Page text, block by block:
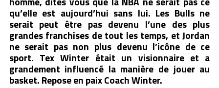
qu’elle est aujourd’hui sans lui. Les Bulls ne
serait peut être pas devenu l’une des plus
grandes franchises de tout les temps, et Jordan
ne serait pas non plus devenu l’icône de ce
sport. Tex Winter était un visionnaire et a
grandement influencé la manière de jouer au
basket. Repose en paix Coach Winter.